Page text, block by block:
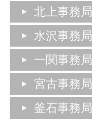
北上事務局
水沢事務局
一関事務局
宮古事務局
釜石事務局